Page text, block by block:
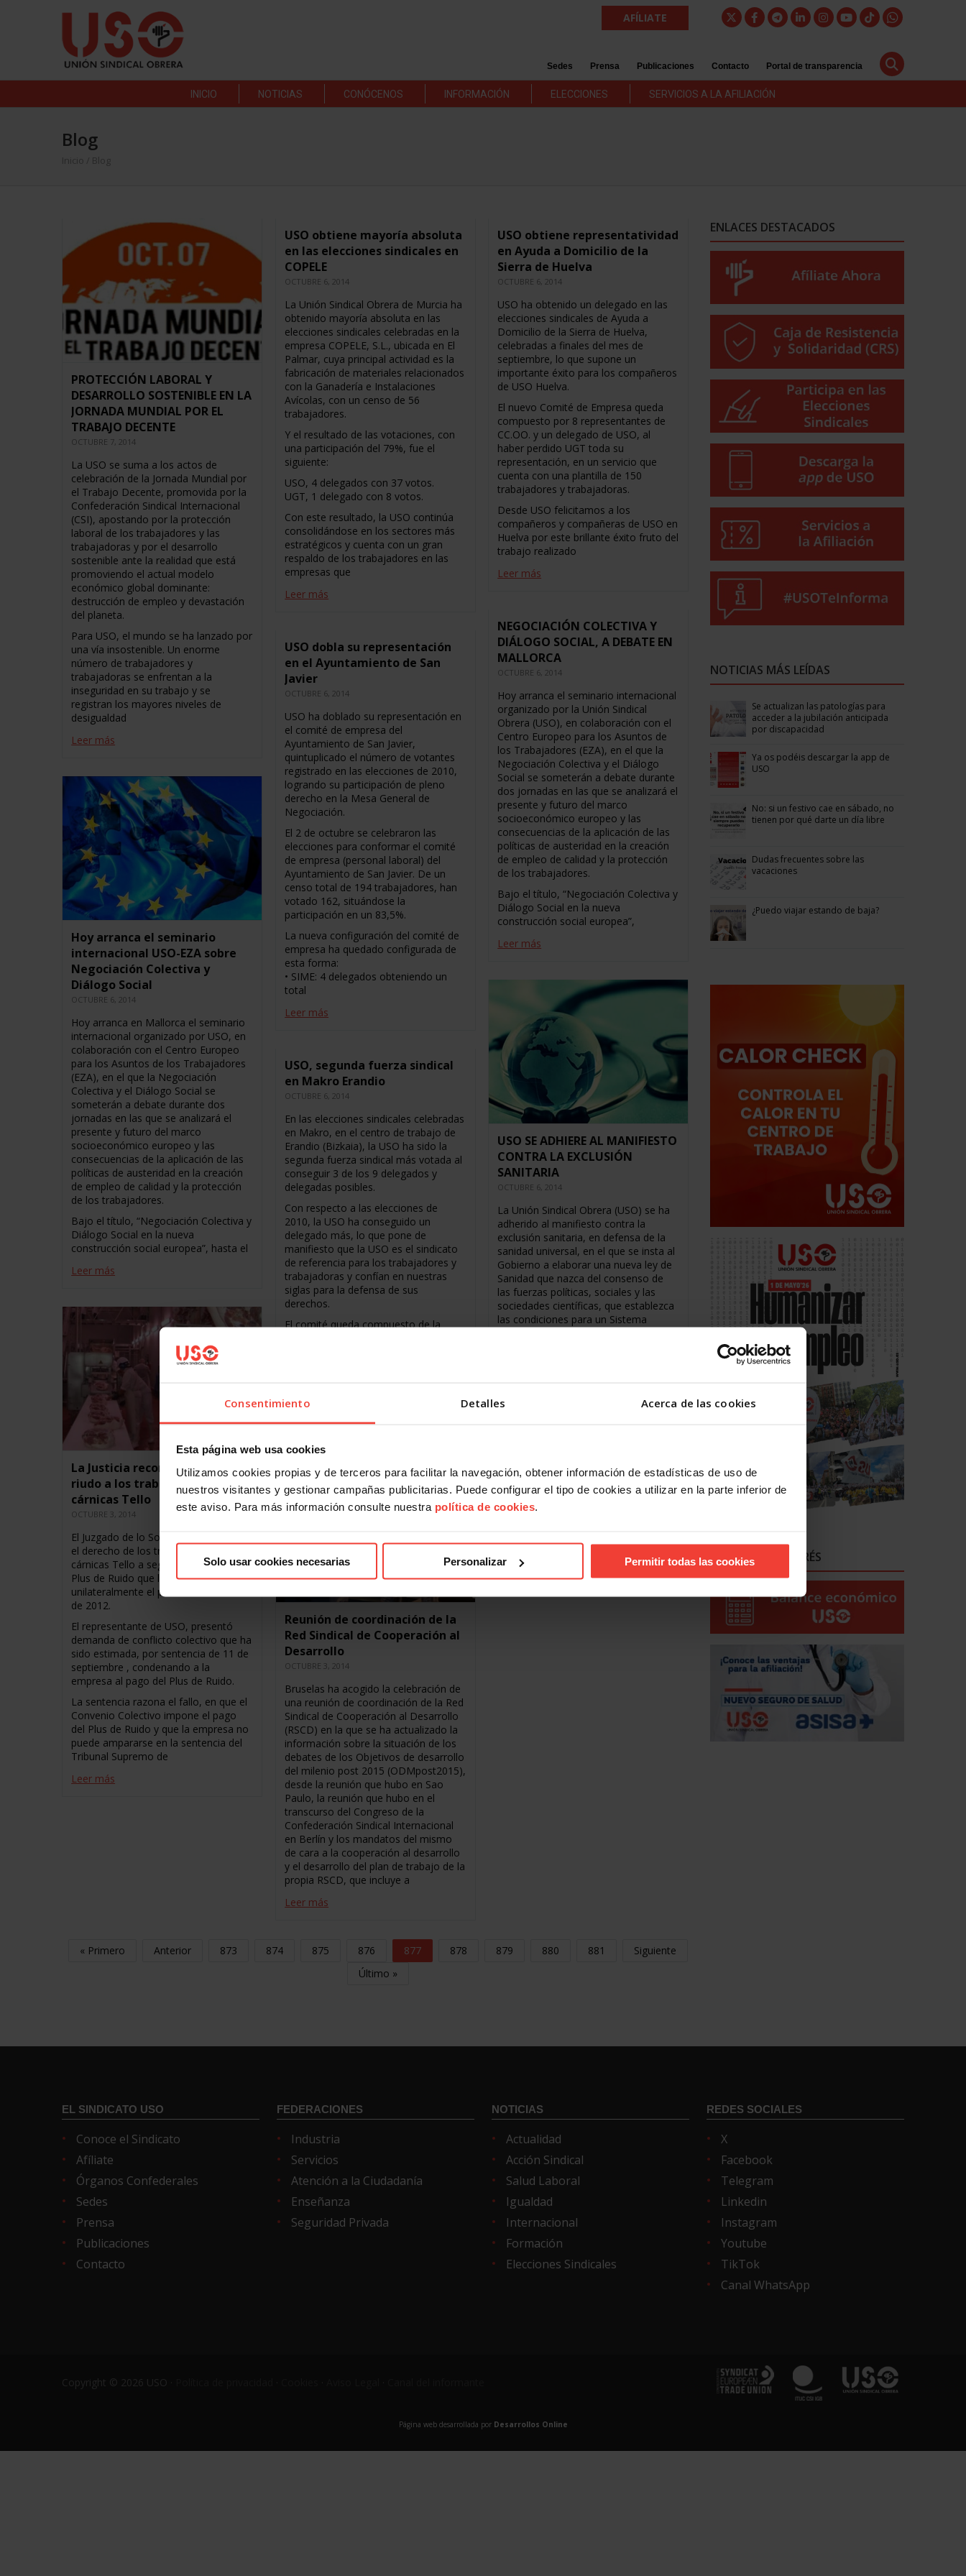
Consentimiento Detalles Acerca de las cookies
Esta página web usa cookies
Utilizamos cookies propias y de terceros para facilitar la navegación, obtener información de estadísticas de uso de
nuestros visitantes y gestionar campañas publicitarias. Puede configurar el tipo de cookies a utilizar en la parte inferior de
este aviso. Para más información consulte nuestra política de cookies.
Solo usar cookies necesarias Personalizar Permitir todas las cookies
AFÍLIATE
Sedes Prensa Publicaciones Contacto Portal de transparencia
INICIO NOTICIAS CONÓCENOS INFORMACIÓN ELECCIONES SERVICIOS A LA AFILIACIÓN
Blog
Inicio / Blog
PROTECCIÓN LABORAL Y
DESARROLLO SOSTENIBLE EN LA
JORNADA MUNDIAL POR EL
TRABAJO DECENTE
OCTUBRE 7, 2014
La USO se suma a los actos de
celebración de la Jornada Mundial por
el Trabajo Decente, promovida por la
Confederación Sindical Internacional
(CSI), apostando por la protección
laboral de los trabajadores y las
trabajadoras y por el desarrollo
sostenible ante la realidad que está
promoviendo el actual modelo
económico global dominante:
destrucción de empleo y devastación
del planeta.
Para USO, el mundo se ha lanzado por
una vía insostenible. Un enorme
número de trabajadores y
trabajadoras se enfrentan a la
inseguridad en su trabajo y se
registran los mayores niveles de
desigualdad
Leer más
USO obtiene mayoría absoluta
en las elecciones sindicales en
COPELE
OCTUBRE 6, 2014
La Unión Sindical Obrera de Murcia ha
obtenido mayoría absoluta en las
elecciones sindicales celebradas en la
empresa COPELE, S.L., ubicada en El
Palmar, cuya principal actividad es la
fabricación de materiales relacionados
con la Ganadería e Instalaciones
Avícolas, con un censo de 56
trabajadores.
Y el resultado de las votaciones, con
una participación del 79%, fue el
siguiente:
USO, 4 delegados con 37 votos.
UGT, 1 delegado con 8 votos.
Con este resultado, la USO continúa
consolidándose en los sectores más
estratégicos y cuenta con un gran
respaldo de los trabajadores en las
empresas que
Leer más
USO obtiene representatividad
en Ayuda a Domicilio de la
Sierra de Huelva
OCTUBRE 6, 2014
USO ha obtenido un delegado en las
elecciones sindicales de Ayuda a
Domicilio de la Sierra de Huelva,
celebradas a finales del mes de
septiembre, lo que supone un
importante éxito para los compañeros
de USO Huelva.
El nuevo Comité de Empresa queda
compuesto por 8 representantes de
CC.OO. y un delegado de USO, al
haber perdido UGT toda su
representación, en un servicio que
cuenta con una plantilla de 150
trabajadores y trabajadoras.
Desde USO felicitamos a los
compañeros y compañeras de USO en
Huelva por este brillante éxito fruto del
trabajo realizado
Leer más
NEGOCIACIÓN COLECTIVA Y
DIÁLOGO SOCIAL, A DEBATE EN
MALLORCA
OCTUBRE 6, 2014
Hoy arranca el seminario internacional
organizado por la Unión Sindical
Obrera (USO), en colaboración con el
Centro Europeo para los Asuntos de
los Trabajadores (EZA), en el que la
Negociación Colectiva y el Diálogo
Social se someterán a debate durante
dos jornadas en las que se analizará el
presente y futuro del marco
socioeconómico europeo y las
consecuencias de la aplicación de las
políticas de austeridad en la creación
de empleo de calidad y la protección
de los trabajadores.
Bajo el título, “Negociación Colectiva y
Diálogo Social en la nueva
construcción social europea”,
Leer más
USO dobla su representación
en el Ayuntamiento de San
Javier
OCTUBRE 6, 2014
USO ha doblado su representación en
el comité de empresa del
Ayuntamiento de San Javier,
quintuplicado el número de votantes
registrado en las elecciones de 2010,
logrando su participación de pleno
derecho en la Mesa General de
Negociación.
El 2 de octubre se celebraron las
elecciones para conformar el comité
de empresa (personal laboral) del
Ayuntamiento de San Javier. De un
censo total de 194 trabajadores, han
votado 162, situándose la
participación en un 83,5%.
La nueva configuración del comité de
empresa ha quedado configurada de
esta forma:
• SIME: 4 delegados obteniendo un
total
Leer más
Hoy arranca el seminario
internacional USO-EZA sobre
Negociación Colectiva y
Diálogo Social
OCTUBRE 6, 2014
Hoy arranca en Mallorca el seminario
internacional organizado por USO, en
colaboración con el Centro Europeo
para los Asuntos de los Trabajadores
(EZA), en el que la Negociación
Colectiva y el Diálogo Social se
someterán a debate durante dos
jornadas en las que se analizará el
presente y futuro del marco
socioeconómico europeo y las
consecuencias de la aplicación de las
políticas de austeridad en la creación
de empleo de calidad y la protección
de los trabajadores.
Bajo el título, “Negociación Colectiva y
Diálogo Social en la nueva
construcción social europea”, hasta el
Leer más
USO SE ADHIERE AL MANIFIESTO
CONTRA LA EXCLUSIÓN
SANITARIA
OCTUBRE 6, 2014
La Unión Sindical Obrera (USO) se ha
adherido al manifiesto contra la
exclusión sanitaria, en defensa de la
sanidad universal, en el que se insta al
Gobierno a elaborar una nueva ley de
Sanidad que nazca del consenso de
las fuerzas políticas, sociales y las
sociedades científicas, que establezca
las condiciones para un Sistema
de la salud establecido en la
USO, segunda fuerza sindical
en Makro Erandio
OCTUBRE 6, 2014
En las elecciones sindicales celebradas
en Makro, en el centro de trabajo de
Erandio (Bizkaia), la USO ha sido la
segunda fuerza sindical más votada al
conseguir 3 de los 9 delegados y
delegadas posibles.
Con respecto a las elecciones de
2010, la USO ha conseguido un
delegado más, lo que pone de
manifiesto que la USO es el sindicato
de referencia para los trabajadores y
trabajadoras y confían en nuestras
siglas para la defensa de sus
derechos.
El comité queda compuesto de la
UGT, 1
Leer más
La Justicia reconoce el plus de
riudo a los trabajadores de
cárnicas Tello
OCTUBRE 3, 2014
El Juzgado de lo Social ha reconocido
el derecho de los trabajadores de
cárnicas Tello a seguir cobrando el
Plus de Ruido que la empresa retiró
unilateralmente el pasado 1 de enero
de 2012.
El representante de USO, presentó
demanda de conflicto colectivo que ha
sido estimada, por sentencia de 11 de
septiembre , condenando a la
empresa al pago del Plus de Ruido.
La sentencia razona el fallo, en que el
Convenio Colectivo impone el pago
del Plus de Ruido y que la empresa no
puede ampararse en la sentencia del
Tribunal Supremo de
Leer más
Reunión de coordinación de la
Red Sindical de Cooperación al
Desarrollo
OCTUBRE 3, 2014
Bruselas ha acogido la celebración de
una reunión de coordinación de la Red
Sindical de Cooperación al Desarrollo
(RSCD) en la que se ha actualizado la
información sobre la situación de los
debates de los Objetivos de desarrollo
del milenio post 2015 (ODMpost2015),
desde la reunión que hubo en Sao
Paulo, la reunión que hubo en el
transcurso del Congreso de la
Confederación Sindical Internacional
en Berlín y los mandatos del mismo
de cara a la cooperación al desarrollo
y el desarrollo del plan de trabajo de la
propia RSCD, que incluye a
Leer más
« Primero Anterior 873 874 875 876 877 878 879 880 881
Siguiente
Último »
ENLACES DESTACADOS
NOTICIAS MÁS LEÍDAS
Se actualizan las patologías para
acceder a la jubilación anticipada
por discapacidad
Ya os podéis descargar la app de
USO
No: si un festivo cae en sábado, no
tienen por qué darte un día libre
Dudas frecuentes sobre las
vacaciones
¿Puedo viajar estando de baja?
ENLACES DE INTERÉS
EL SINDICATO USO
Conoce el Sindicato
Afíliate
Órganos Confederales
Sedes
Prensa
Publicaciones
Contacto
FEDERACIONES
Industria
Servicios
Atención a la Ciudadanía
Enseñanza
Seguridad Privada
NOTICIAS
Actualidad
Acción Sindical
Salud Laboral
Igualdad
Internacional
Formación
Elecciones Sindicales
REDES SOCIALES
X
Facebook
Telegram
Linkedin
Instagram
Youtube
TikTok
Canal WhatsApp
Copyright © 2026 USO ·
Página web desarrollada por Desarrollos Online